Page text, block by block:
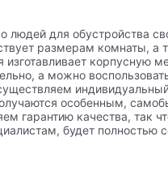
людей для обустройства
размерам комнаты,
корпусную
а можно
особенным,
гарантию качества, так
будет полностью